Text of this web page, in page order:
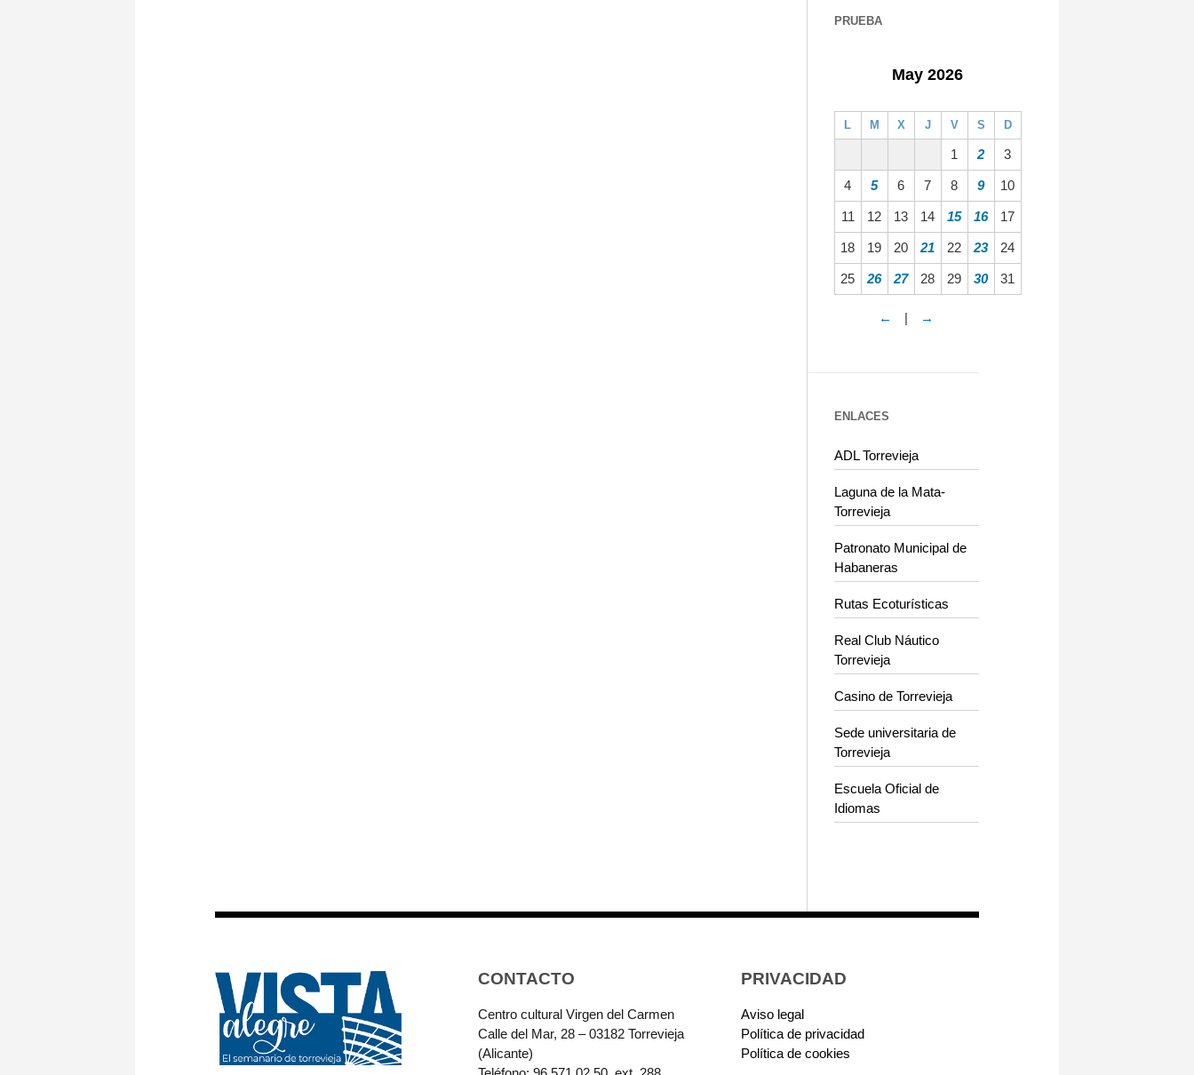
PRUEBA
May 2026
L M X J V S D
1 2 3
4 5 6 7 8 9 10
11 12 13 14 15 16 17
18 19 20 21 22 23 24
25 26 27 28 29 30 31
← | →
ENLACES
ADL Torrevieja
Laguna de la Mata-
Torrevieja
Patronato Municipal de
Habaneras
Rutas Ecoturísticas
Real Club Náutico
Torrevieja
Casino de Torrevieja
Sede universitaria de
Torrevieja
Escuela Oficial de
Idiomas
CONTACTO
Centro cultural Virgen del Carmen
Calle del Mar, 28 – 03182 Torrevieja
(Alicante)
PRIVACIDAD
Aviso legal
Política de privacidad
Política de cookies